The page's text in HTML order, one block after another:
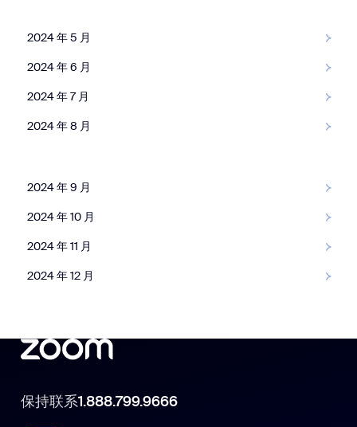
2024 年 5 月
2024 年 6 月
2024 年 7 月
2024 年 8 月
2024 年 9 月
2024 年 10 月
2024 年 11 月
十一月
2024 年 12 月
保持联系1.888.799.9666